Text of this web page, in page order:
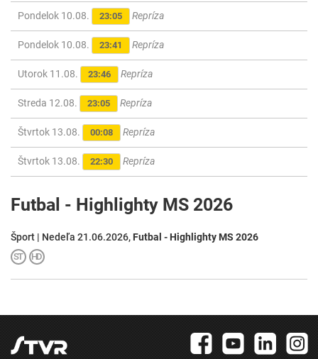
Pondelok 10.08. 23:05 Repríza
Pondelok 10.08. 23:41 Repríza
Utorok 11.08. 23:46 Repríza
Streda 12.08. 23:05 Repríza
Štvrtok 13.08. 00:08 Repríza
Štvrtok 13.08. 22:30 Repríza
Futbal - Highlighty MS 2026
Šport | Nedeľa 21.06.2026, Futbal - Highlighty MS 2026